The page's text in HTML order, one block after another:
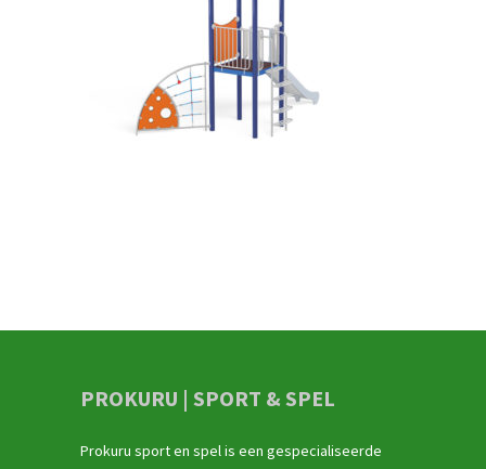
PROKURU | SPORT & SPEL
Prokuru sport en spel is een gespecialiseerde